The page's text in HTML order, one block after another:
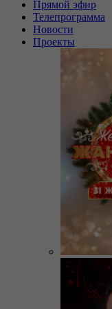
Прямой эфир
Телепрограмма
Новости
Проекты